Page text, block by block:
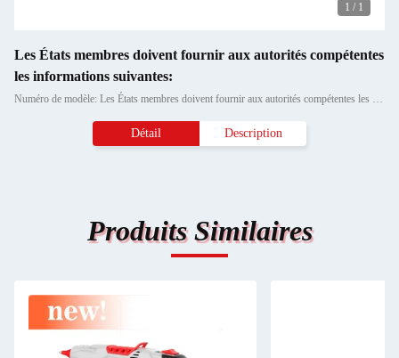
1 / 1
Les États membres doivent fournir aux autorités compétentes
les informations suivantes:
Numéro de modèle: Les États membres doivent fournir aux autorités compétentes les informations suivantes:
Détail Description
Produits Similaires